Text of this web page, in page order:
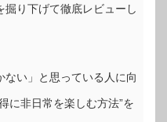
掘り下げて徹底レビューし
ない」と思っている人に向
に非日常を楽しむ方法”を